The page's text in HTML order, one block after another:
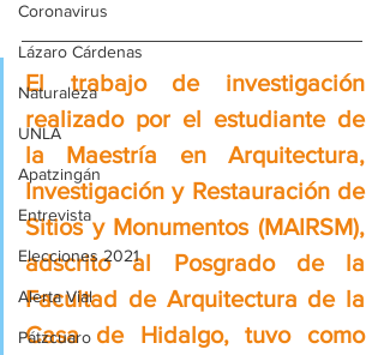
Coronavirus
Lázaro Cárdenas
Naturaleza
UNLA
Apatzingán
Entrevista
Elecciones 2021
Alerta Vial
Pátzcuaro
El trabajo de investigación
realizado por el estudiante de
la Maestría en Arquitectura,
Investigación y Restauración de
Sitios y Monumentos (MAIRSM),
adscrito al Posgrado de la
Facultad de Arquitectura de la
Casa de Hidalgo, tuvo como